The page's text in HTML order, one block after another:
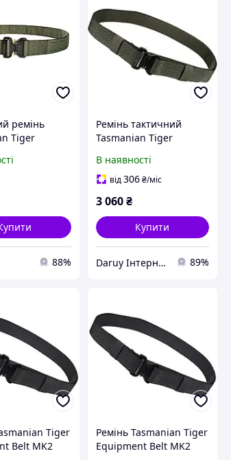
ремінь
Tiger
88%
Ремінь тактичний
Tasmanian Tiger
SET, колір Olive
В наявності
від306₴/міс
3 060₴
Купити
Daruy Інтернет Магазин "Туристичне спорядження" 89%
Tiger
Belt MK2
Ремінь Tasmanian Tiger
Equipment Belt MK2